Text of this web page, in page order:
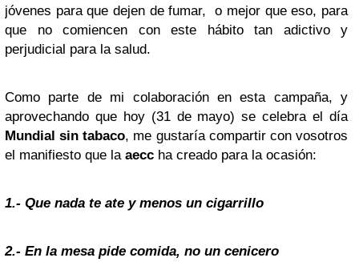
jóvenes para que dejen de fumar, o mejor que eso, para
que no comiencen con este hábito tan adictivo y
perjudicial para la salud.
Como parte de mi colaboración en esta campaña, y
aprovechando que hoy (31 de mayo) se celebra el día
Mundial sin tabaco, me gustaría compartir con vosotros
el manifiesto que la aecc ha creado para la ocasión:
1.- Que nada te ate y menos un cigarrillo
2.- En la mesa pide comida, no un cenicero